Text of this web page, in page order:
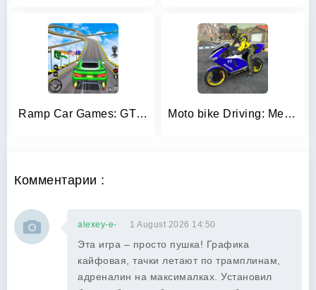
Ramp Car Games: GT Car Stunts Moto bike Driving: Mega Ramp
Комментарии :
alexey-e- 1 August 2026 14:50
Эта игра – просто пушка! Графика
кайфовая, тачки летают по трамплинам,
адреналин на максималках. Установил